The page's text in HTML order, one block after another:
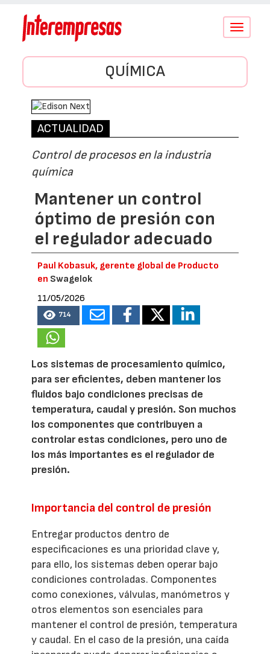
Conmutar
QUÍMICA
ACTUALIDAD
Control de procesos en la industria
química
Mantener un control
óptimo de presión con
el regulador adecuado
Paul Kobasuk, gerente global de Producto
en Swagelok
11/05/2026
714
Los sistemas de procesamiento químico,
para ser eficientes, deben mantener los
fluidos bajo condiciones precisas de
temperatura, caudal y presión. Son muchos
los componentes que contribuyen a
controlar estas condiciones, pero uno de
los más importantes es el regulador de
presión.
Importancia del control de presión
Entregar productos dentro de
especificaciones es una prioridad clave y,
para ello, los sistemas deben operar bajo
condiciones controladas. Componentes
como conexiones, válvulas, manómetros y
otros elementos son esenciales para
mantener el control de presión, temperatura
y caudal. En el caso de la presión, una caída